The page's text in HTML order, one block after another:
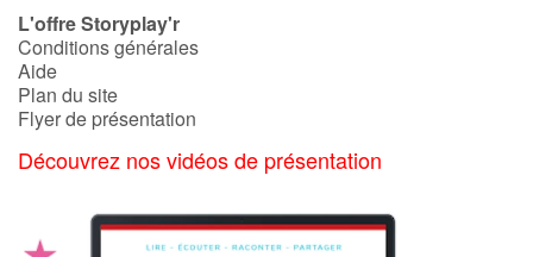
Autour du monde
Apprentissage
Art, espace, activité
En famille
L'offre Storyplay'r
Conditions générales
Aide
Plan du site
Flyer de présentation
Découvrez nos vidéos de présentation